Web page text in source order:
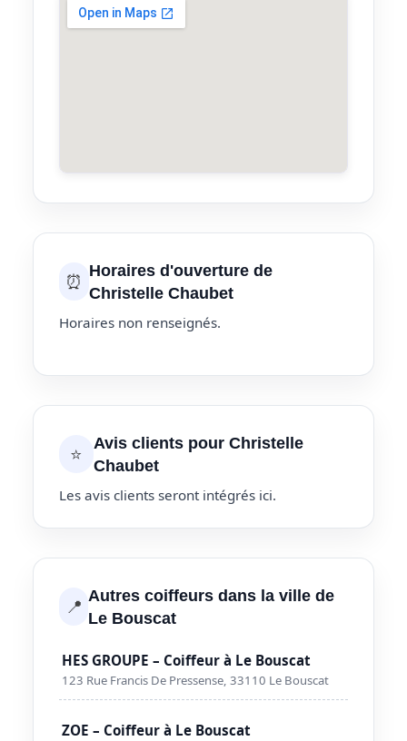
⏰ Horaires d'ouverture de
Christelle Chaubet
Horaires non renseignés.
⭐
Avis clients pour Christelle
Chaubet
Les avis clients seront intégrés ici.
📍 Autres coiffeurs dans la ville de
Le Bouscat
HES GROUPE – Coiffeur à Le Bouscat
123 Rue Francis De Pressense, 33110 Le Bouscat
ZOE – Coiffeur à Le Bouscat